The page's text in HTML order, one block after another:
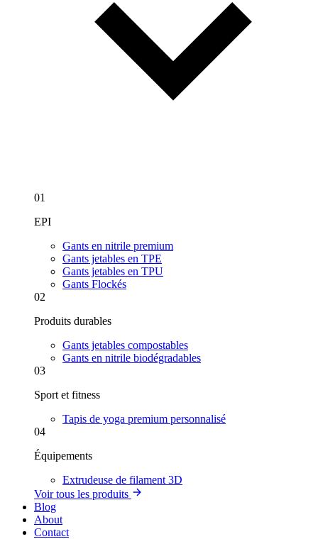
01
EPI
Gants en nitrile premium
Gants jetables en TPE
Gants jetables en TPU
Gants Flockés
02
Produits durables
Gants jetables compostables
Gants en nitrile biodégradables
03
Sport et fitness
Tapis de yoga premium personnalisé
04
Équipements
Extrudeuse de filament 3D
Voir tous les produits
Blog
About
Contact